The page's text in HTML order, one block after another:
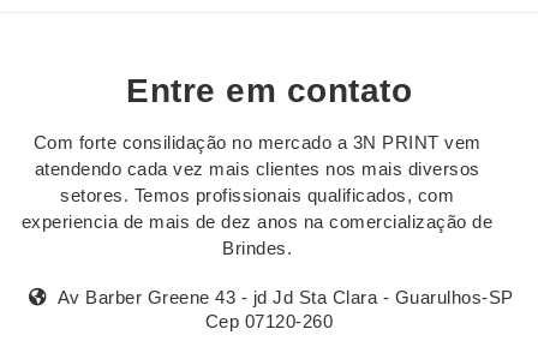
Entre em contato
Com forte consilidação no mercado a 3N PRINT vem
atendendo cada vez mais clientes nos mais diversos
setores. Temos profissionais qualificados, com
experiencia de mais de dez anos na comercialização de
Brindes.
Av Barber Greene 43 - jd Jd Sta Clara - Guarulhos-SP
Cep 07120-260